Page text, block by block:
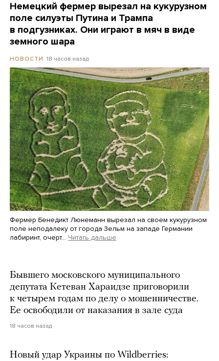
Немецкий фермер вырезал на кукурузном
поле силуэты Путина и Трампа
в подгузниках. Они играют в мяч в виде
земного шара
НОВОСТИ 18 часов назад
Фермер Бенедикт Люнеманн вырезал на своем кукурузном
поле неподалеку от города Зельм на западе Германии
лабиринт, очерт… Читать дальше
Бывшего московского муниципального
депутата Кетеван Хараидзе приговорили
к четырем годам по делу о мошенничестве.
Ее освободили от наказания в зале суда
18 часов назад
Новый удар Украины по Wildberries: